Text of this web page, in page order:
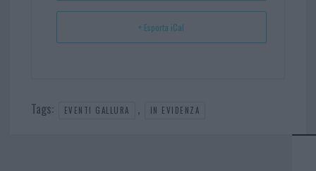
+ Esporta iCal
Tags: EVENTI GALLURA , IN EVIDENZA